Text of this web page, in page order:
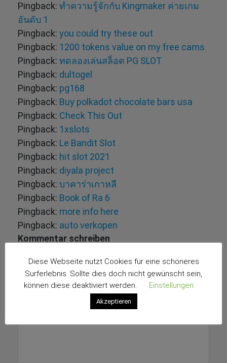
Pingback: ทำความรู้จักกับ Kingmaker ค่ายเกม
อันดับ 1
Pingback: you could try these out
Pingback: 1200 tokens value on my free cams
Pingback: ทดลองเล่นสล็อต PG SLOT
Pingback: dultogel
Pingback: pg168
Pingback: Buy polkadot chocolate bars usa
Pingback: Check This Out
Pingback: 1xslots
Pingback: Le Bandit Slot
Pingback: hit slot 2021
Pingback: diyala project
Pingback: บาคาร่าเกาหลี
Pingback: Book of Ra 6
Pingback: more info here
Pingback: auto verkopen
Kommentar schreiben
Deine E-Mail-Adresse wird nicht veröffentlicht.
Erforderliche Felder sind mit*markiert
Diese Webseite nutzt Cookies für eine schöneres
Surferlebnis. Sollte dies doch nicht gewünscht sein,
können diese deaktiviert werden.
Einstellungen
Akzeptieren